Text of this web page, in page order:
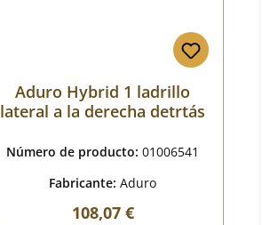
Aduro Hybrid 1 ladrillo
lateral a la derecha detrtás
Número de producto:01006541
Fabricante:Aduro
Precio normal:
108,07 €